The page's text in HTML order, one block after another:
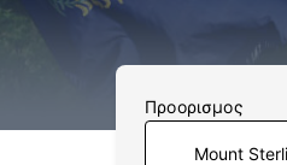
Προορισμος